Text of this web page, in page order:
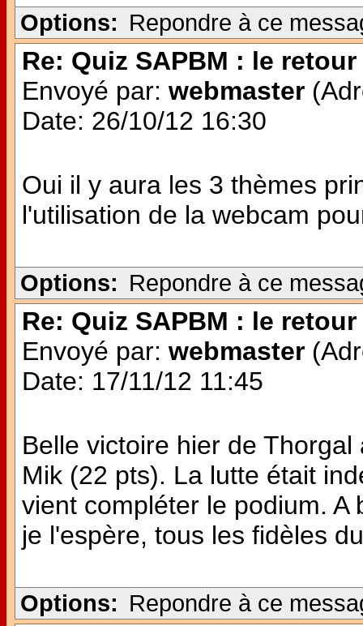
Options: Repondre à ce
Re: Quiz SAPBM : le retour
Envoyé par: webmaster
Date: 26/10/12 16:30
Oui il y aura les 3 thèmes
l'utilisation de la webcam
Options: Repondre à ce
Re: Quiz SAPBM : le retour
Envoyé par: webmaster
Date: 17/11/12 11:45
Belle victoire hier de
Mik (22 pts). La lutte était
vient compléter le podium.
je l'espère, tous les fidèles
Options: Repondre à ce